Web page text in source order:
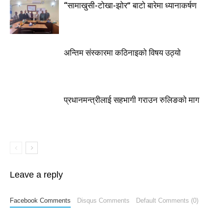
“सामाखुसी-टोखा-झोर” बाटो बारेमा ध्यानाकर्षण
अन्तिम संस्कारमा कठिनाइको विषय उठ्याे
प्रधानमन्त्रीलाई सहभागी गराउन रुलिङको माग
Leave a reply
Facebook Comments Disqus Comments Default Comments (0)